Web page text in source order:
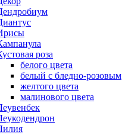
роза
белого цвета
белый с бледно-розовым
желтого цвета
малинового цвета